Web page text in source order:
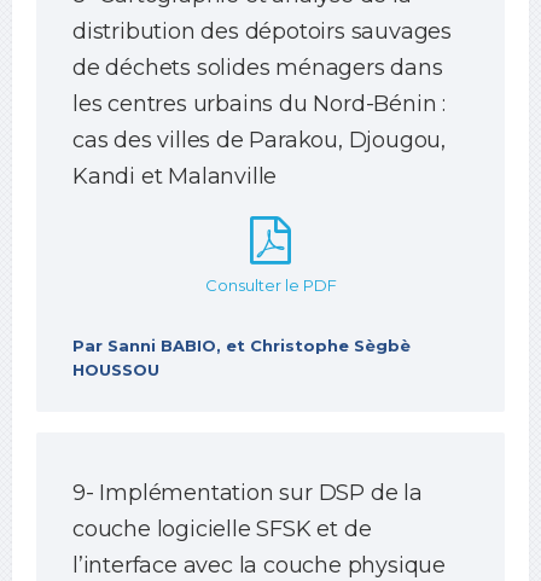
distribution des dépotoirs sauvages
de déchets solides ménagers dans
les centres urbains du Nord-Bénin :
cas des villes de Parakou, Djougou,
Kandi et Malanville
Consulter le PDF
Par Sanni BABIO, et Christophe Sègbè
HOUSSOU
9- Implémentation sur DSP de la
couche logicielle SFSK et de
l’interface avec la couche physique